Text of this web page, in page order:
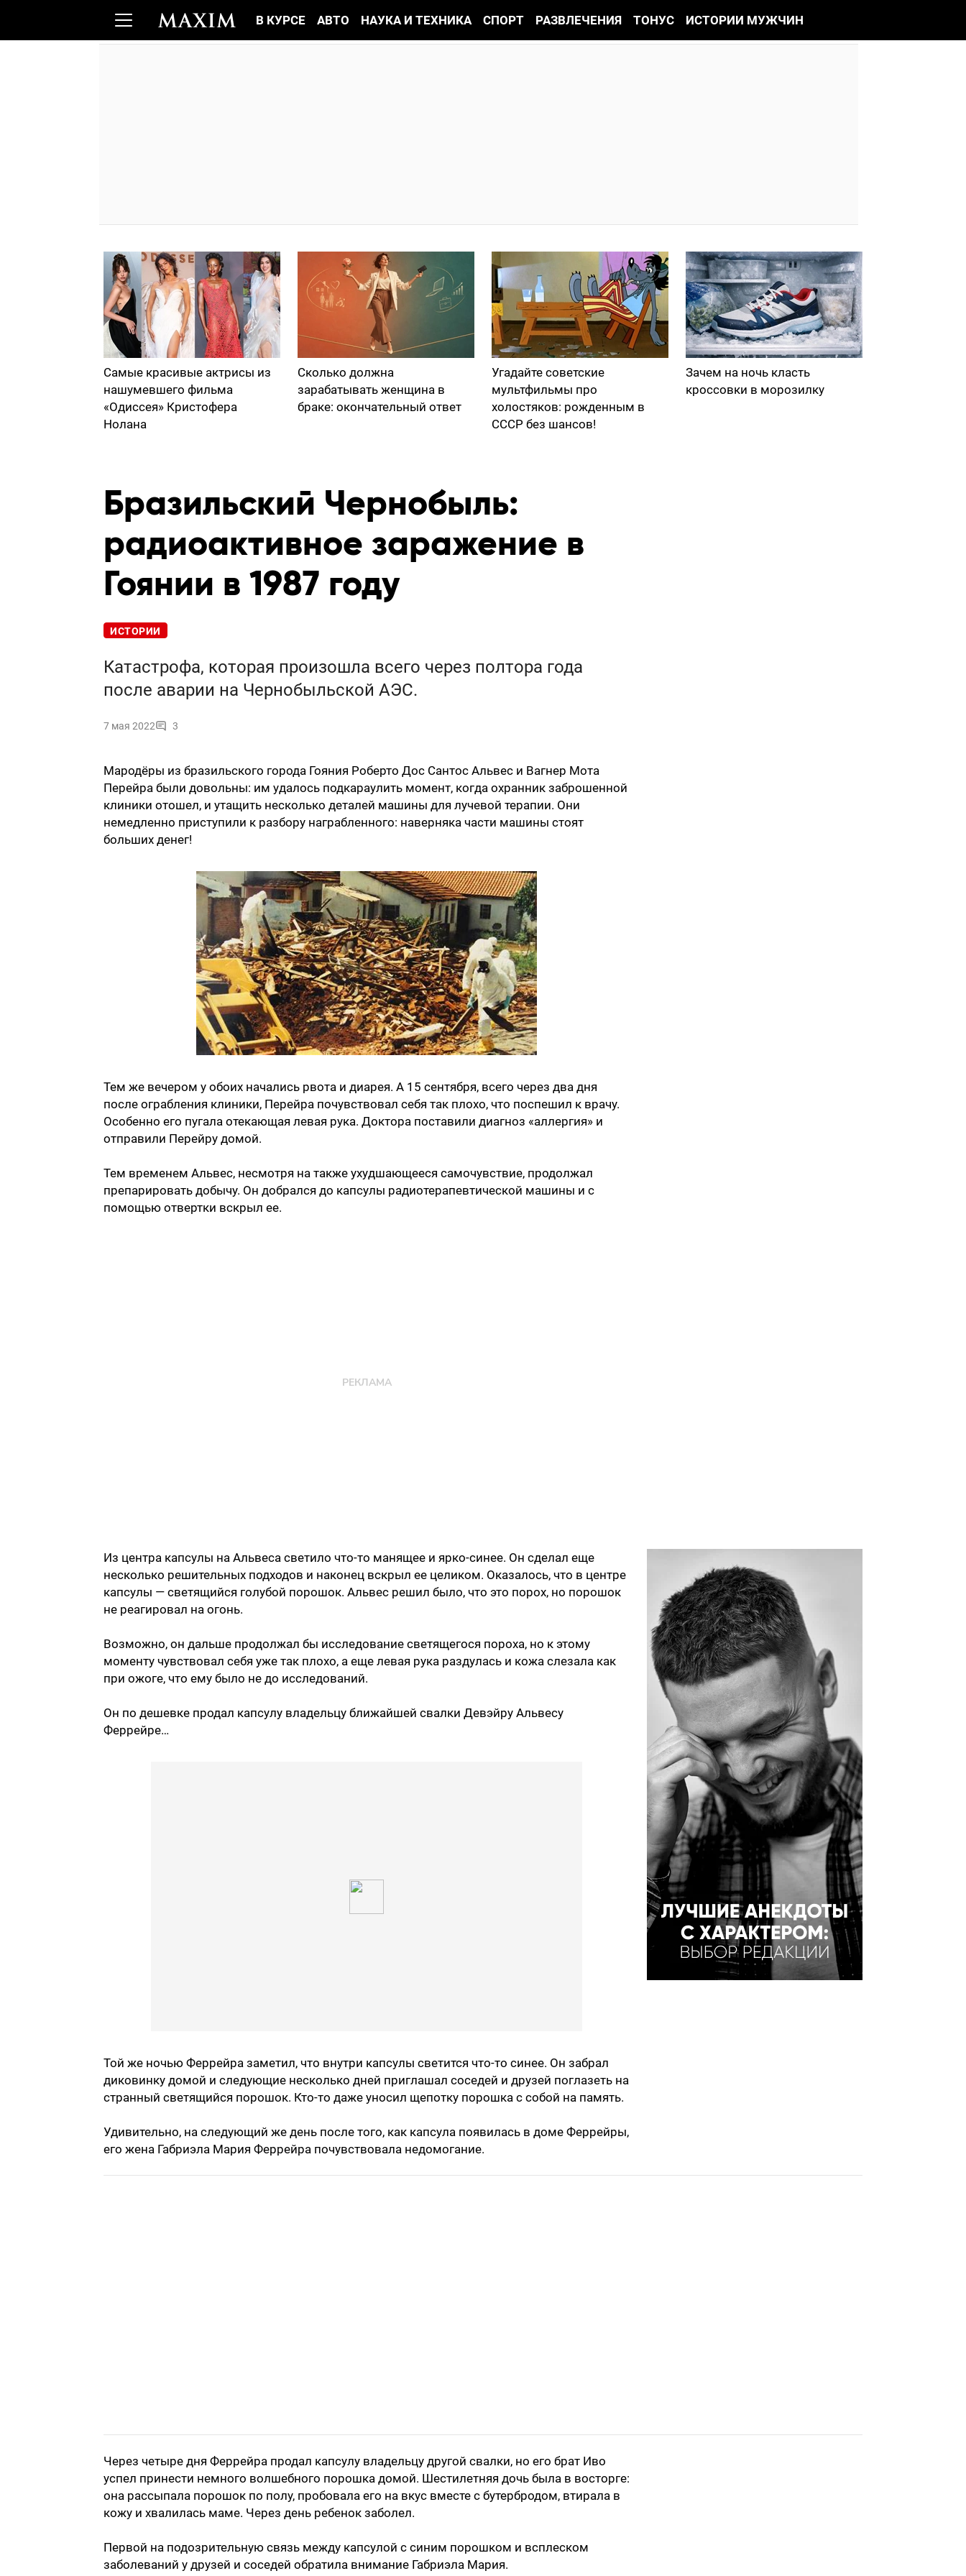
В КУРСЕ АВТО НАУКА И ТЕХНИКА СПОРТ РАЗВЛЕЧЕНИЯ ТОНУС ИСТОРИИ МУЖЧИН
Самые красивые актрисы из
нашумевшего фильма
«Одиссея» Кристофера
Нолана
Сколько должна
зарабатывать женщина в
браке: окончательный ответ
Угадайте советские
мультфильмы про
холостяков: рожденным в
СССР без шансов!
Зачем на ночь класть
кроссовки в морозилку
Бразильский Чернобыль:
радиоактивное заражение в
Гоянии в 1987 году
ИСТОРИИ
Катастрофа, которая произошла всего через полтора года
после аварии на Чернобыльской АЭС.
7 мая 2022 3
Мародёры из бразильского города Гояния Роберто Дос Сантос Альвес и Вагнер Мота
Перейра были довольны: им удалось подкараулить момент, когда охранник заброшенной
клиники отошел, и утащить несколько деталей машины для лучевой терапии. Они
немедленно приступили к разбору награбленного: наверняка части машины стоят
больших денег!
Тем же вечером у обоих начались рвота и диарея. А 15 сентября, всего через два дня
после ограбления клиники, Перейра почувствовал себя так плохо, что поспешил к врачу.
Особенно его пугала отекающая левая рука. Доктора поставили диагноз «аллергия» и
отправили Перейру домой.
Тем временем Альвес, несмотря на также ухудшающееся самочувствие, продолжал
препарировать добычу. Он добрался до капсулы радиотерапевтической машины и с
помощью отвертки вскрыл ее.
Из центра капсулы на Альвеса светило что-то манящее и ярко-синее. Он сделал еще
несколько решительных подходов и наконец вскрыл ее целиком. Оказалось, что в центре
капсулы — светящийся голубой порошок. Альвес решил было, что это порох, но порошок
не реагировал на огонь.
Возможно, он дальше продолжал бы исследование светящегося пороха, но к этому
моменту чувствовал себя уже так плохо, а еще левая рука раздулась и кожа слезала как
при ожоге, что ему было не до исследований.
Он по дешевке продал капсулу владельцу ближайшей свалки Девэйру Альвесу
Феррейре…
Той же ночью Феррейра заметил, что внутри капсулы светится что-то синее. Он забрал
диковинку домой и следующие несколько дней приглашал соседей и друзей поглазеть на
странный светящийся порошок. Кто-то даже уносил щепотку порошка с собой на память.
Удивительно, на следующий же день после того, как капсула появилась в доме Феррейры,
его жена Габриэла Мария Феррейра почувствовала недомогание.
Через четыре дня Феррейра продал капсулу владельцу другой свалки, но его брат Иво
успел принести немного волшебного порошка домой. Шестилетняя дочь была в восторге:
она рассыпала порошок по полу, пробовала его на вкус вместе с бутербродом, втирала в
кожу и хвалилась маме. Через день ребенок заболел.
Первой на подозрительную связь между капсулой с синим порошком и всплеском
заболеваний у друзей и соседей обратила внимание Габриэла Мария.